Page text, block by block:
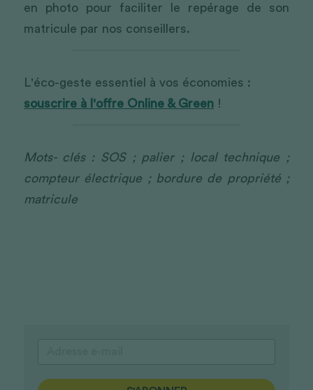
en photo pour faciliter le repérage de son
matricule par nos conseillers.
souscrire à l'offre Online & Green !
Mots- clés : SOS ; palier ; local technique ;
compteur électrique ; bordure de propriété ;
matricule